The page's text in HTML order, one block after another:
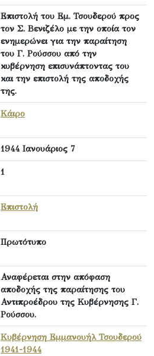
Επιστολή του Εμ. Τσουδερού προς
τον Σ. Βενιζέλο με την οποία τον
ενημερώνει για την παραίτηση
του Γ. Ρούσσου από την
κυβέρνηση επισυνάπτοντας του
και την επιστολή της αποδοχής
της.
Κάιρο
1944 Ιανουάριος 7
1
Επιστολή
Πρωτότυπο
Αναφέρεται στην απόφαση
αποδοχής της παραίτησης του
Αντιπροέδρου της Κυβέρνησης Γ.
Ρούσσου.
Κυβέρνηση Εμμανουήλ Τσουδερού
1941-1944